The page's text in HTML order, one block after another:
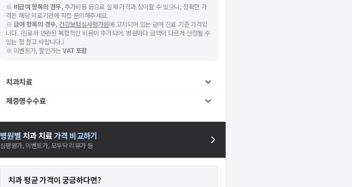
※ 비급여 항목의 경우,추가비용 등으로 실제 가격과 상이할 수 있으니, 정확한 가
격은 해당 의료기관에 직접 문의해주세요.
※ 급여 항목의 경우, 건강보험심사평가원에 고지되어 있는 급여 진료 기준 가격입
니다. (진료와 연관된 복합적인 비용이 추가되어, 병원마다 금액이 다르게 산정될 수
있는 점 참고 바랍니다.)
※ 이벤트가, 할인가는VAT 포함
치과치료
제증명수수료
병원별 치과치료가격 비교하기
심평원가, 이벤트가, 모두닥 리뷰가 등
치과평균 가격이 궁금하다면?